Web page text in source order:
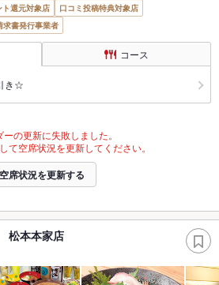
ト還元対象店
口コミ投稿特典対象店
求書発行事業者
コース
き☆
ーの更新に失敗しました。
て空席状況を更新してください。
空席状況を更新する
松本本家店